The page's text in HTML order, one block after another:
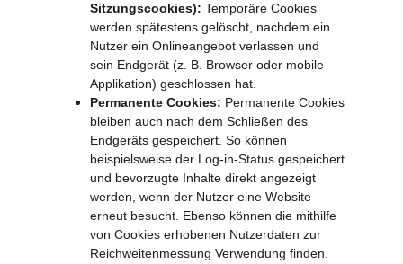
Sitzungscookies): Temporäre Cookies
werden spätestens gelöscht, nachdem ein
Nutzer ein Onlineangebot verlassen und
sein Endgerät (z. B. Browser oder mobile
Applikation) geschlossen hat.
Permanente Cookies: Permanente Cookies
bleiben auch nach dem Schließen des
Endgeräts gespeichert. So können
beispielsweise der Log-in-Status gespeichert
und bevorzugte Inhalte direkt angezeigt
werden, wenn der Nutzer eine Website
erneut besucht. Ebenso können die mithilfe
von Cookies erhobenen Nutzerdaten zur
Reichweitenmessung Verwendung finden.